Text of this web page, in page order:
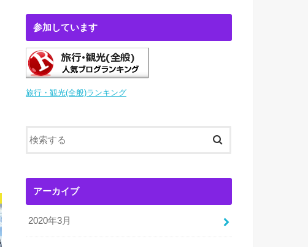
参加しています
旅行・観光(全般)ランキング
アーカイブ
2020年3月